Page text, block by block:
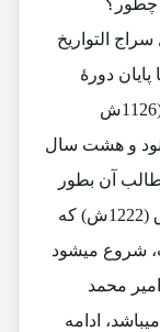
چطور؟
التواریخ
دورۀ
سدوزائی یعنی از سال 1160 ق تا 1258 ق (1126ش
نود و هشت سال
دارد و مطالب آن بطور
کلی فشرده است. جلد دوم از سال 1259ق (1222ش) که
شروع میشود
امیر محمد
ادامه